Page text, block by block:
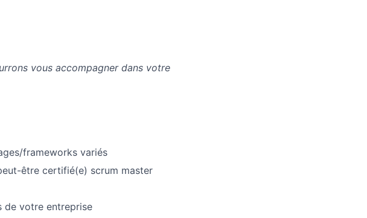
vous accompagner dans votre
frameworks variés
être certifié(e) scrum master
de votre entreprise